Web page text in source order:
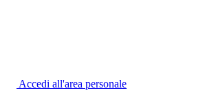
Accedi all'area personale